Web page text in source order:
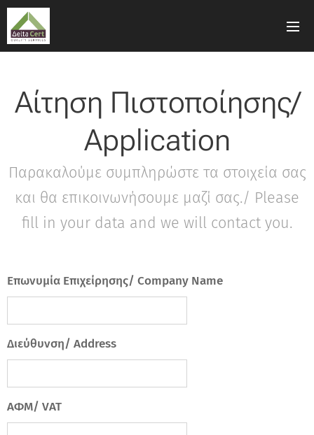
Αίτηση Πιστοποίησης/
Αpplication
Παρακαλούμε συμπληρώστε τα στοιχεία σας
και θα επικοινωνήσουμε μαζί σας./ Please
fill in your data and we will contact you.
Επωνυμία Επιχείρησης/ Company Name
Διεύθυνση/ Address
AΦΜ/ VAT